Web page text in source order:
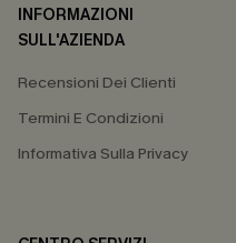
INFORMAZIONI
SULL'AZIENDA
Recensioni Dei Clienti
Termini E Condizioni
Informativa Sulla Privacy